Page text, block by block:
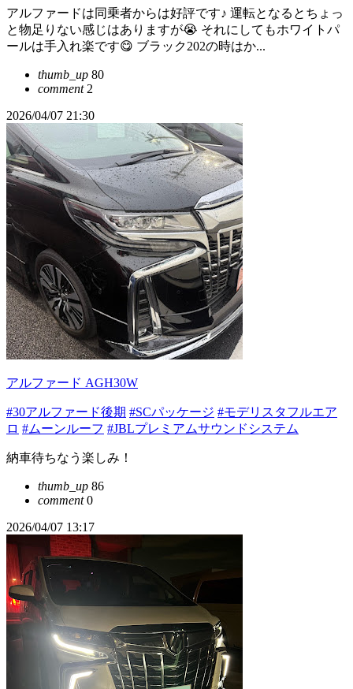
アルファードは同乗者からは好評です♪ 運転となるとちょっ
と物足りない感じはありますが😭 それにしてもホワイトパ
ールは手入れ楽です😋 ブラック202の時はか...
thumb_up 80
comment2
2026/04/07 21:30
アルファード AGH30W
#30アルファード後期 #SCパッケージ #モデリスタフルエア
ロ #ムーンルーフ #JBLプレミアムサウンドシステム
納車待ちなう楽しみ！
thumb_up 86
comment0
2026/04/07 13:17